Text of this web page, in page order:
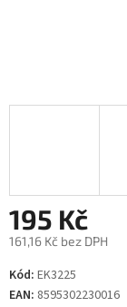
195 Kč
161,16 Kč bez DPH
Měrná
cena:
Kód: EK3225
EAN: 8595302230016